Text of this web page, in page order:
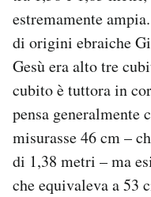
estremamente
di origini ebraiche
Gesù era alto tre
cubito è tuttora in
pensa generalmente
misurasse 46 cm –
di 1,38 metri – ma
che equivaleva a 53